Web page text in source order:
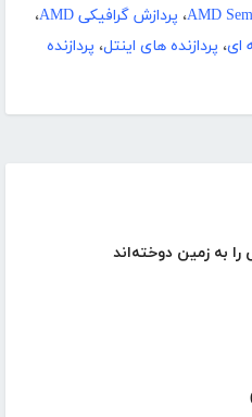
به زمین دوخته‌اند
، پردازش گرافیکی AMD
،
ای، پردازنده های اینتل، پردازنده